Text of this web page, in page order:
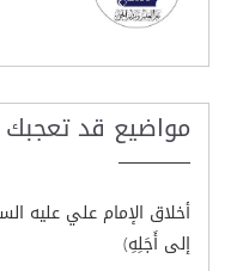
مواضيع قد تعجبك
أخلاق الإمام علي عليه
إلى أَجَلِهِ)